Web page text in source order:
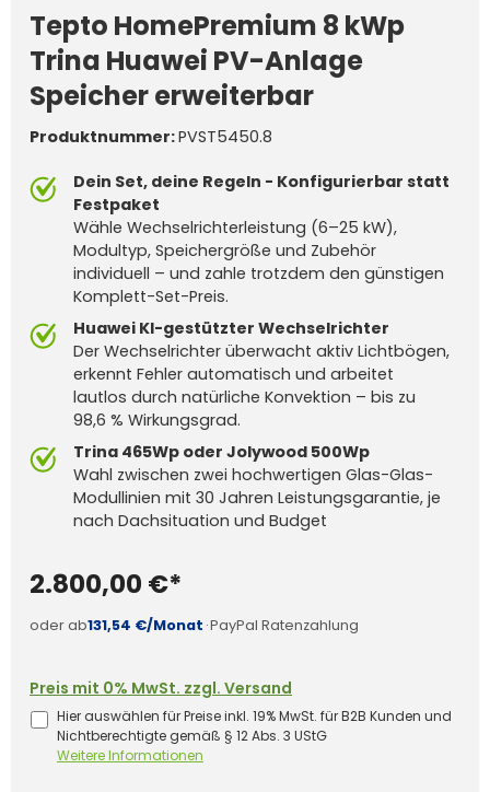
Tepto HomePremium 8 kWp
Trina Huawei PV-Anlage
Speicher erweiterbar
Produktnummer:PVST5450.8
Dein Set, deine Regeln - Konfigurierbar statt
Festpaket
Wähle Wechselrichterleistung (6–25 kW),
Modultyp, Speichergröße und Zubehör
individuell – und zahle trotzdem den günstigen
Komplett-Set-Preis.
Huawei KI-gestützter Wechselrichter
Der Wechselrichter überwacht aktiv Lichtbögen,
erkennt Fehler automatisch und arbeitet
lautlos durch natürliche Konvektion – bis zu
98,6 % Wirkungsgrad.
Trina 465Wp oder Jolywood 500Wp
Wahl zwischen zwei hochwertigen Glas-Glas-
Modullinien mit 30 Jahren Leistungsgarantie, je
nach Dachsituation und Budget
2.800,00 €*
oder ab131,54 €/Monat ·PayPal Ratenzahlung
Preis mit 0% MwSt. zzgl. Versand
Hier auswählen für Preise inkl. 19% MwSt. für B2B Kunden und
Nichtberechtigte gemäß § 12 Abs. 3 UStG
Weitere Informationen